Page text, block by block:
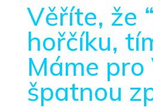
Věříte, že
hořčíku,
Máme pro
špatnou